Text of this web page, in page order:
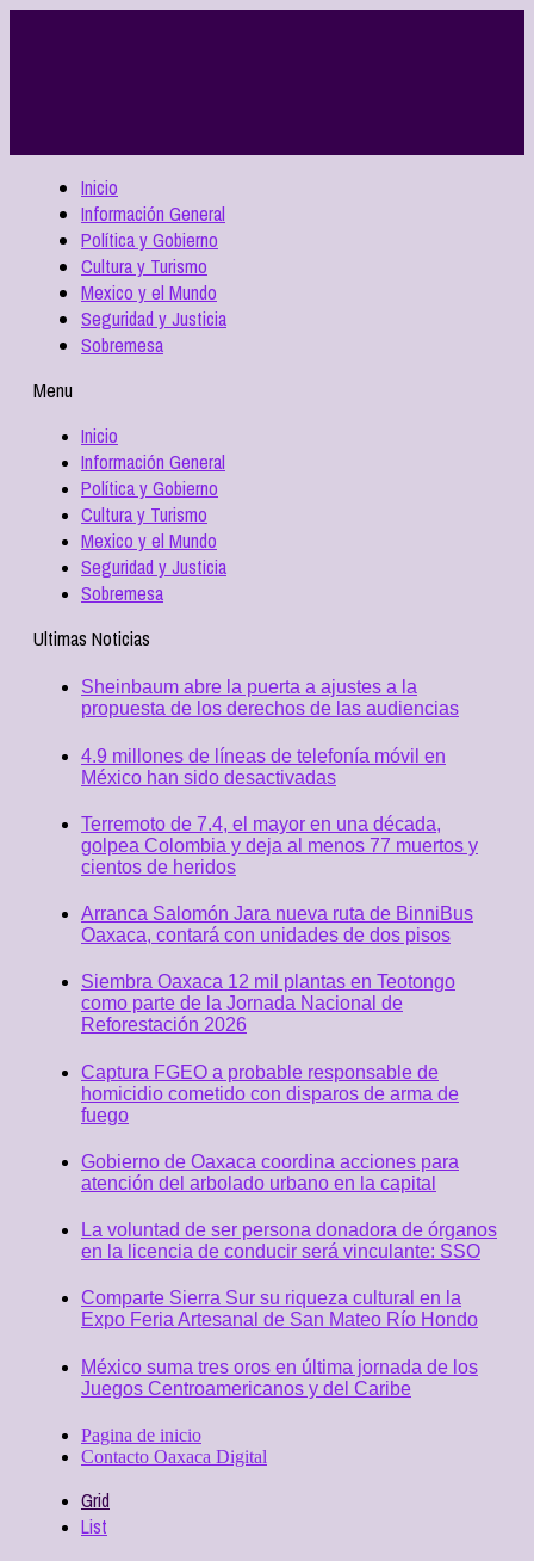
Inicio
Información General
Política y Gobierno
Cultura y Turismo
Mexico y el Mundo
Seguridad y Justicia
Sobremesa
Menu
Inicio
Información General
Política y Gobierno
Cultura y Turismo
Mexico y el Mundo
Seguridad y Justicia
Sobremesa
Ultimas Noticias
Sheinbaum abre la puerta a ajustes a la
propuesta de los derechos de las audiencias
4.9 millones de líneas de telefonía móvil en
México han sido desactivadas
Terremoto de 7.4, el mayor en una década,
golpea Colombia y deja al menos 77 muertos y
cientos de heridos
Arranca Salomón Jara nueva ruta de BinniBus
Oaxaca, contará con unidades de dos pisos
Siembra Oaxaca 12 mil plantas en Teotongo
como parte de la Jornada Nacional de
Reforestación 2026
Captura FGEO a probable responsable de
homicidio cometido con disparos de arma de
fuego
Gobierno de Oaxaca coordina acciones para
atención del arbolado urbano en la capital
La voluntad de ser persona donadora de órganos
en la licencia de conducir será vinculante: SSO
Comparte Sierra Sur su riqueza cultural en la
Expo Feria Artesanal de San Mateo Río Hondo
México suma tres oros en última jornada de los
Juegos Centroamericanos y del Caribe
Pagina de inicio
Contacto Oaxaca Digital
Grid
List